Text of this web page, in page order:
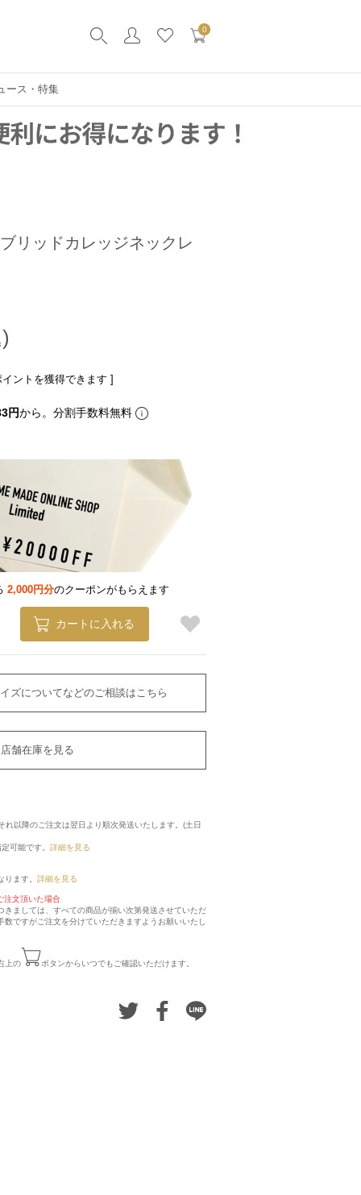
0
ース・特集
リッドカレッジネックレ
イントを獲得できます ]
円から。分割手数料無料
2,000円分のクーポンがもらえます
カートに入れる
ズについてなどのご相談はこちら
店舗在庫を見る
れ以降のご注文は翌日より順次発送いたします。(土日
可能です。 詳細を見る
ます。 詳細を見る
注文頂いた場合
きましては、すべての商品が揃い次第発送させていただ
ですがご注文を分けていただきますようお願いいたし
上の ボタンからいつでもご確認いただけます。